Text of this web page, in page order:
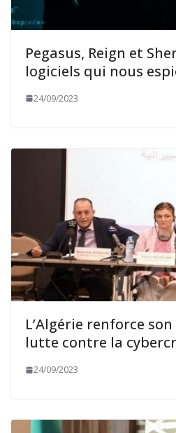
Pegasus, Reign et
logiciels qui nous
24/09/2023
L’Algérie renforce
lutte contre la
24/09/2023